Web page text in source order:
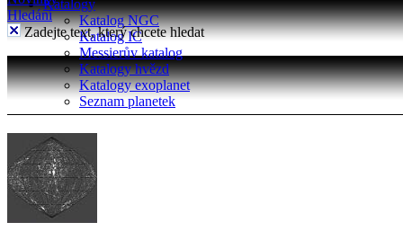
Katalogy
Katalog NGC
Katalog IC
Messierův katalog
Katalogy hvězd
Katalogy exoplanet
Seznam planetek
Hledání
Zadejte text, který chcete hledat